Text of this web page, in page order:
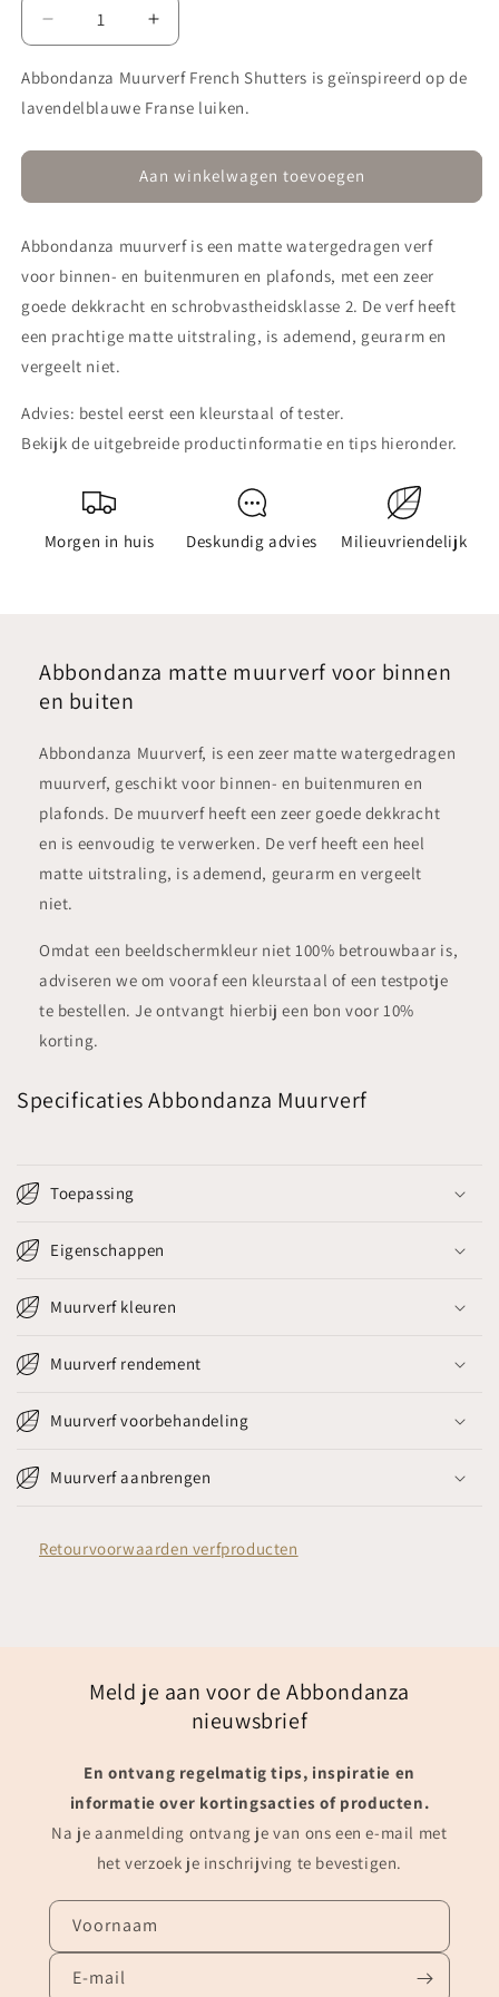
Aantal
verlagen
voor
Muurverf
490
French
Aantal
verhogen
voor
Muurverf
490
French
Shutters
Abbondanza Muurverf French Shutters is geïnspireerd op de
lavendelblauwe Franse luiken.
Aan winkelwagen toevoegen
Abbondanza muurverf is een matte watergedragen verf
voor binnen- en buitenmuren en plafonds, met een zeer
goede dekkracht en schrobvastheidsklasse 2. De verf heeft
een prachtige matte uitstraling, is ademend, geurarm en
vergeelt niet.
Advies: bestel eerst een kleurstaal of tester.
Bekijk de uitgebreide productinformatie en tips hieronder.
Morgen in huis Deskundig advies Milieuvriendelijk
Abbondanza matte muurverf voor binnen
en buiten
Abbondanza Muurverf, is een zeer matte watergedragen
muurverf, geschikt voor binnen- en buitenmuren en
plafonds. De muurverf heeft een zeer goede dekkracht
en is eenvoudig te verwerken. De verf heeft een heel
matte uitstraling, is ademend, geurarm en vergeelt
niet.
Omdat een beeldschermkleur niet 100% betrouwbaar is,
adviseren we om vooraf een kleurstaal of een testpotje
te bestellen. Je ontvangt hierbij een bon voor 10%
korting.
Specificaties Abbondanza Muurverf
Toepassing
Eigenschappen
Muurverf kleuren
Muurverf rendement
Muurverf voorbehandeling
Muurverf aanbrengen
Retourvoorwaarden verfproducten
Meld je aan voor de Abbondanza
nieuwsbrief
En ontvang regelmatig tips, inspiratie en
informatie over kortingsacties of producten.
Na je aanmelding ontvang je van ons een e-mail met
het verzoek je inschrijving te bevestigen.
Voornaam
E‑mail